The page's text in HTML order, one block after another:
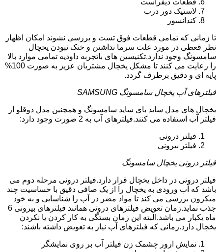
لاستیک دور درب
کندانسور
تا زمانی که تمامی قطعات فوق تست و بررسی نشوند امکان اظهار
نظر قعطی در مورد علت سرما نداشتن و خنک نبودن یخچال
سامسونگ وجود ندارد.تکنیسین های باتجربه داودیه تمامی موارد بالا
را رعایت می کنند تا مشکل یخچال مشتریان عزیز به صورت 100%
پایه ای و دقیق برطرف گردد.
فیلترهای آب یخچال سامسونگ SAMSUNG
یخچال های مدل ساید بای ساید سامسونگ و همچنین مدل دوقلو از
فیلتر آب استفاده می کنند.فیلترهای آب به 2 صورت وجود دارد:
فیلتر درونی
فیلتر بیرونی
فیلتر درونی یخچال سامسونگ
فیلتر درونی در داخل یخچال قرار دارد.فیلتر درونی مرحله دوم می
باشد که آب ورودی به یخچال را از یک صافی دقیق با حساسیت چند
میکرون بررسی می کند تا مواد مضر در آب را شناسایی و به خود
جذب نماید.زمان تعویض فیلترهای درونی همانند فیلترهای بیرونی 6
ماه یکبار می باشد.البته این زمان بستگی به کار کردن یا نکردن
یخچال دارد.زمانی که فیلترهای آب نیاز به تعویض داشته باشند:
نمایش ارور چشمک زن فیلتر آب بر روی نمایشگر